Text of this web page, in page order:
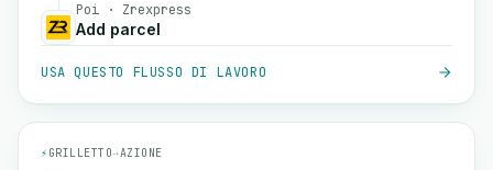
Poi · Zrexpress
Add parcel
USA QUESTO FLUSSO DI LAVORO
⚡ GRILLETTO→AZIONE